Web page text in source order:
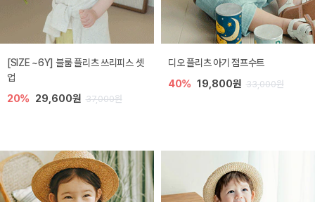
[SIZE ~6Y] 블룸 플리츠 쓰리피스 셋
업
20% 29,600원 37,000원
디오 플리츠 아기 점프수트
40% 19,800원 33,000원